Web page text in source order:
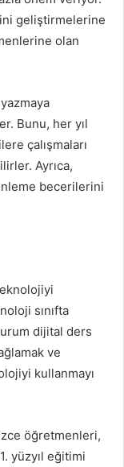
geliştirmelerine
olan
Bunu, her yıl
çalışmaları
Ayrıca,
becerilerini
sınıfta
dijital ders
ve
kullanmayı
öğretmenleri,
yüzyıl eğitimi